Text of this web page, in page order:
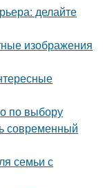
делайте
изображения
по выбору
современный
семьи с